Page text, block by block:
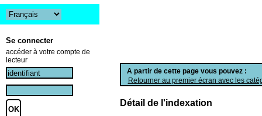
A partir de cette page vous pouvez :
Retourner au premier écran avec les
Détail de l'indexation
Se connecter
accéder à votre compte de
lecteur